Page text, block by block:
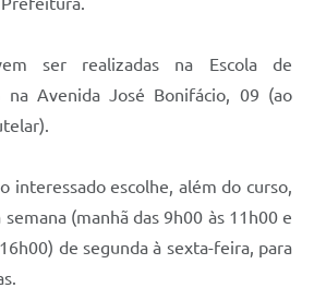
ser realizadas na Escola de
na Avenida José Bonifácio, 09 (ao
interessado escolhe, além do curso,
(manhã das 9h00 às 11h00 e
de segunda à sexta-feira, para